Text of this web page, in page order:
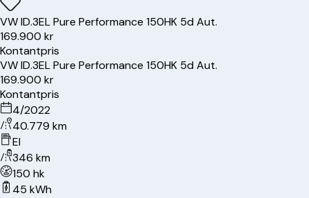
VWID.3EL Pure Performance 150HK 5d Aut.
169.900 kr
Kontantpris
VWID.3EL Pure Performance 150HK 5d Aut.
169.900 kr
Kontantpris
4/2022
40.779 km
El
346 km
150 hk
45 kWh